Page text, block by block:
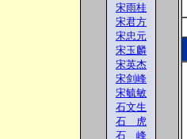
宋雨桂
宋君方
宋忠元
宋玉麟
宋英杰
宋剑峰
宋毓敏
石文生
石 虎
石 峰